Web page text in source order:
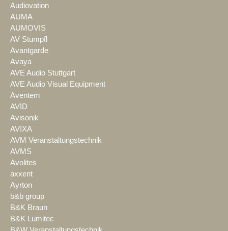
Audiovation
AUMA
AUMOVIS
AV Stumpfl
Avantgarde
Avaya
AVE Audio Stuttgart
AVE Audio Visual Equipment
Aventem
AVID
Avisonik
AVIXA
AVM Veranstaltungstechnik
AVMS
Avolites
axxent
Ayrton
b&b group
B&K Braun
B&K Lumitec